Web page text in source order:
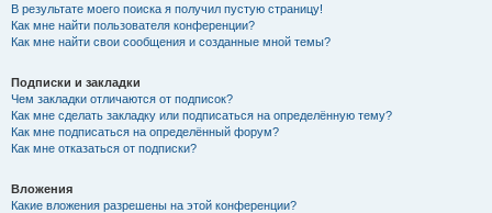
В результате моего поиска я получил пустую страницу!
Как мне найти пользователя конференции?
Как мне найти свои сообщения и созданные мной темы?
Подписки и закладки
Чем закладки отличаются от подписок?
Как мне сделать закладку или подписаться на определённую тему?
Как мне подписаться на определённый форум?
Как мне отказаться от подписки?
Вложения
Какие вложения разрешены на этой конференции?